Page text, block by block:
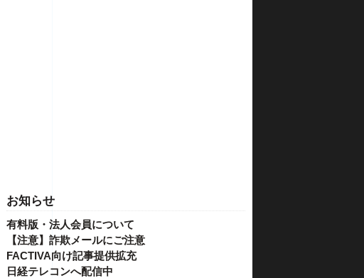
お知らせ
有料版・法人会員について
【注意】詐欺メールにご注意
FACTIVA向け記事提供拡充
日経テレコンへ配信中